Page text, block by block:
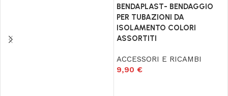
BENDAPLAST- BENDAGGIO
PER TUBAZIONI DA
ISOLAMENTO COLORI
ASSORTITI
ACCESSORI E RICAMBI
9,90 €